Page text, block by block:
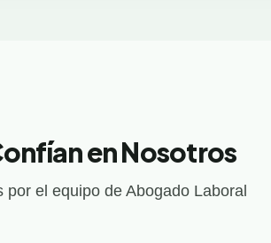
en Nosotros
el equipo de Abogado Laboral